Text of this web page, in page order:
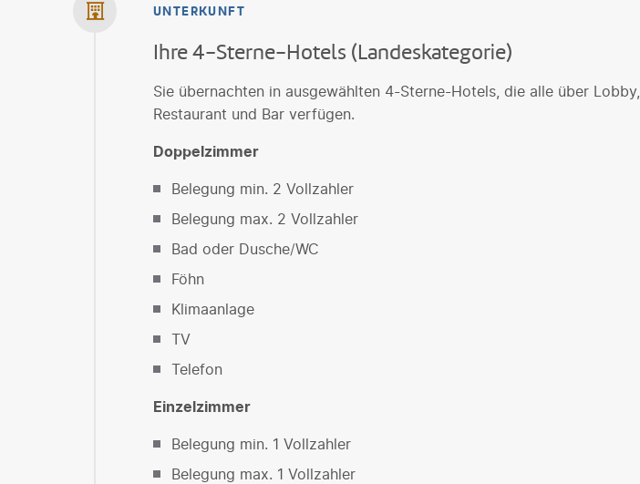
UNTERKUNFT
Ihre 4-Sterne-Hotels (Landeskategorie)
Sie übernachten in ausgewählten 4-Sterne-Hotels, die alle über Lobby,
Restaurant und Bar verfügen.
Doppelzimmer
Belegung min. 2 Vollzahler
Belegung max. 2 Vollzahler
Bad oder Dusche/WC
Föhn
Klimaanlage
TV
Telefon
Einzelzimmer
Belegung min. 1 Vollzahler
Belegung max. 1 Vollzahler